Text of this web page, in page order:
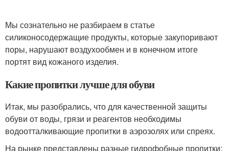
Мы сознательно не разбираем в статье
силиконосодержащие продукты, которые закупоривают
поры, нарушают воздухообмен и в конечном итоге
портят вид кожаного изделия.
Какие пропитки лучше для обуви
Итак, мы разобрались, что для качественной защиты
обуви от воды, грязи и реагентов необходимы
водоотталкивающие пропитки в аэрозолях или спреях.
На рынке представлены разные гидрофобные пропитки: